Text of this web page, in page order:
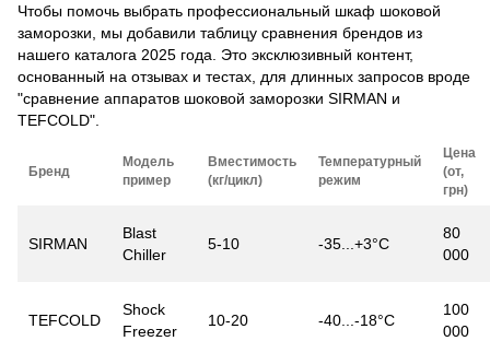
Чтобы помочь выбрать профессиональный шкаф шоковой
заморозки, мы добавили таблицу сравнения брендов из
нашего каталога 2025 года. Это эксклюзивный контент,
основанный на отзывах и тестах, для длинных запросов вроде
"сравнение аппаратов шоковой заморозки SIRMAN и
TEFCOLD".
Бренд
Модель
пример
Вместимость
(кг/цикл)
Температурный
режим
Цена
(от,
грн)
SIRMAN
Blast
Chiller
5-10 -35...+3°C
80
000
TEFCOLD
Shock
Freezer
10-20 -40...-18°C
100
000